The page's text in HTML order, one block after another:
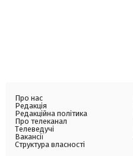
Про нас
Редакція
Редакційна політика
Про телеканал
Телеведучі
Вакансії
Структура власності